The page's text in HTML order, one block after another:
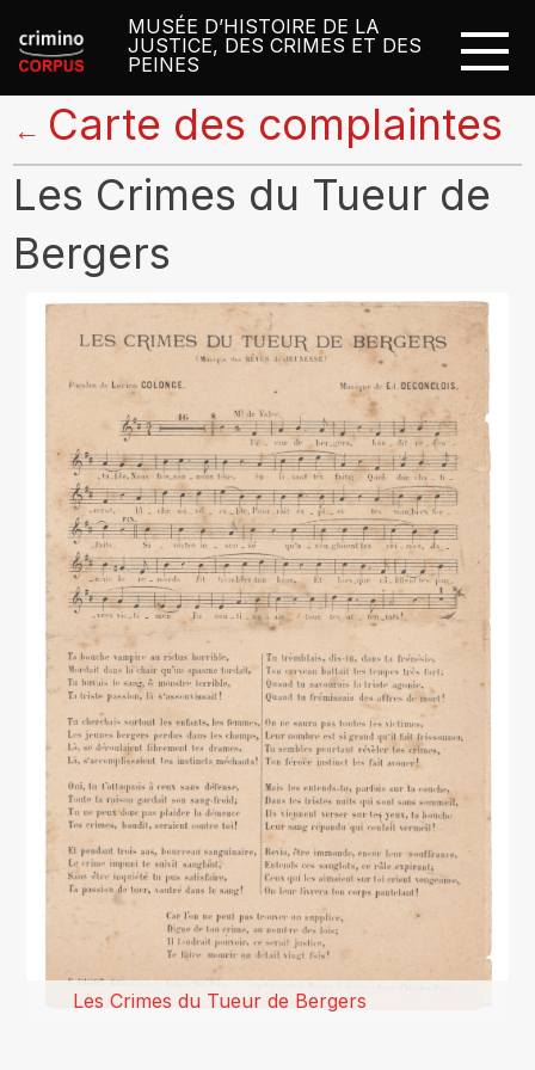
MUSÉE D’HISTOIRE DE LA
JUSTICE, DES CRIMES ET DES
PEINES
← Carte des complaintes
Les Crimes du Tueur de
Bergers
Les Crimes du Tueur de Bergers